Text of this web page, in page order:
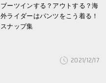
ブーツインする？アウトする？海
外ライダーはパンツをこう着る！
スナップ集
2021/12/17